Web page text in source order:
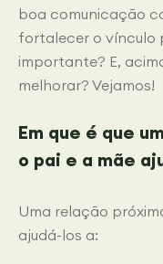
boa comunicação
fortalecer o vínculo
importante? E,
melhorar? Vejamos!
Em que é que
o pai e a mãe
Uma relação
ajudá-los a: